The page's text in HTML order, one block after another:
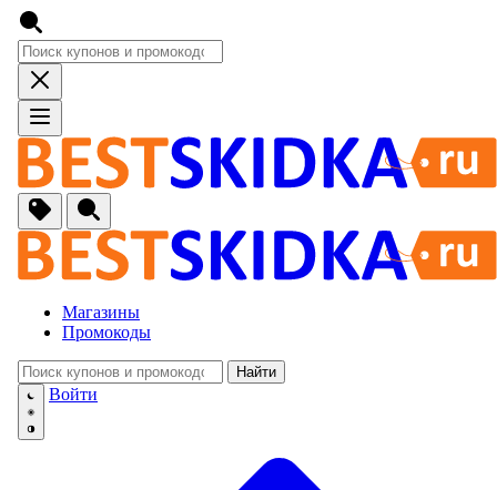
Магазины
Промокоды
Найти
Войти